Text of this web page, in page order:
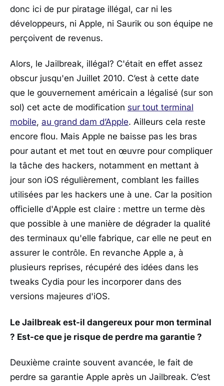
donc ici de pur piratage illégal, car ni les
développeurs, ni Apple, ni Saurik ou son équipe ne
perçoivent de revenus.
Alors, le Jailbreak, illégal? C'était en effet assez
obscur jusqu'en Juillet 2010. C’est à cette date
que le gouvernement américain a légalisé (sur son
sol) cet acte de modification sur tout terminal
mobile, au grand dam d’Apple. Ailleurs cela reste
encore flou. Mais Apple ne baisse pas les bras
pour autant et met tout en œuvre pour compliquer
la tâche des hackers, notamment en mettant à
jour son iOS régulièrement, comblant les failles
utilisées par les hackers une à une. Car la position
officielle d'Apple est claire : mettre un terme dès
que possible à une manière de dégrader la qualité
des terminaux qu'elle fabrique, car elle ne peut en
assurer le contrôle. En revanche Apple a, à
plusieurs reprises, récupéré des idées dans les
tweaks Cydia pour les incorporer dans des
versions majeures d'iOS.
Le Jailbreak est-il dangereux pour mon terminal
? Est-ce que je risque de perdre ma garantie ?
Deuxième crainte souvent avancée, le fait de
perdre sa garantie Apple après un Jailbreak. C’est